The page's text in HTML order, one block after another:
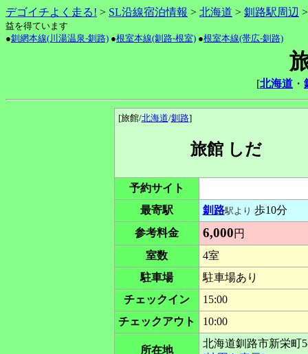
デゴイチよく走る! > SL沿線宿泊情報 > 北海道 > 釧路駅周辺
益を得ています
●釧網本線(川湯温泉-釧路) ●根室本線(釧路-根室) ●根室本線(帯広-釧路)
[北海道 ・
[旅館/北海道/釧路]
旅館 しだ
予約サイト
最寄駅
釧路駅より 歩10分
参考料金
6,000円
室数
4室
駐車場
駐車場あり
チェックイン
15:00
チェックアウト
10:00
所在地
北海道釧路市新栄町